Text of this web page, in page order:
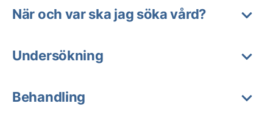
När och var ska jag söka vård?
Undersökning
Behandling